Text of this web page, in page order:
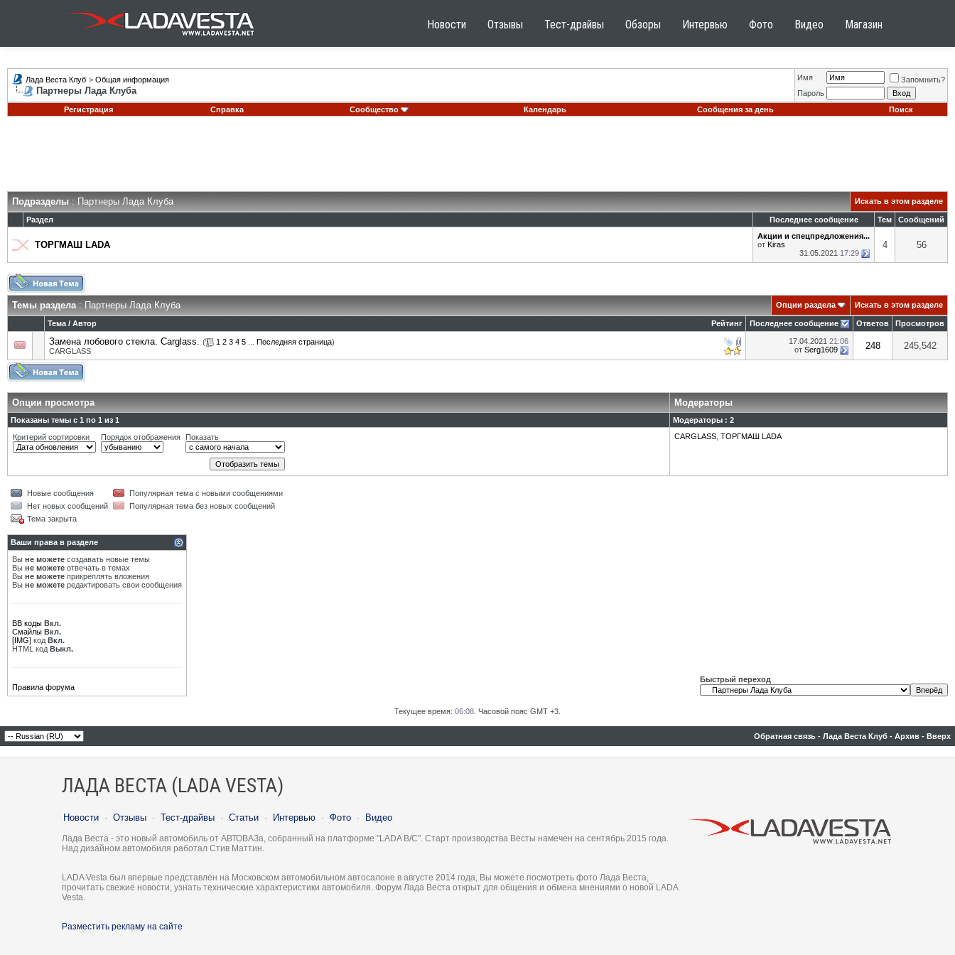
Новости Отзывы Тест-драйвы Обзоры Интервью Фото Видео Магазин
Лада Веста Клуб > Общая информация
Партнеры Лада Клуба
Имя
Запомнить?
Пароль
Регистрация
Справка Сообщество Календарь Сообщения за день Поиск
Подразделы: Партнеры Лада Клуба Искать в этом разделе
Раздел Последнее сообщение Тем Сообщений
ТОРГМАШ LADA
Акции и спецпредложения...
от Kiras
31.05.2021 17:29
4 56
Темы раздела: Партнеры Лада Клуба Опции раздела Искать в этом разделе
Рейтинг
Тема / Автор Последнее сообщение Ответов Просмотров
Замена лобового стекла. Carglass. ( 1 2 3 4 5 Последняя страница)
CARGLASS
17.04.2021 21:06
от Serg1609 248 245,542
Опции просмотра Модераторы
Показаны темы с 1 по 1 из 1
Модераторы : 2
Критерий сортировки
Порядок отображения Показать CARGLASS ТОРГМАШ LADA
Новые сообщения
Популярная тема с новыми сообщениями
Нет новых сообщений
Популярная тема без новых сообщений
Тема закрыта
Ваши права в разделе
Вы не можете создавать новые темы
Вы не можете отвечать в темах
Вы не можете прикреплять вложения
Вы не можете редактировать свои сообщения
BB коды Вкл.
Смайлы Вкл.
[IMG] код Вкл.
HTML код Выкл.
Правила форума
Быстрый переход
Текущее время: 06:08 . Часовой пояс GMT +3.
Обратная связь - Лада Веста Клуб - Архив - Вверх
ЛАДА ВЕСТА (LADA VESTA)
Новости · Отзывы · Тест-драйвы · Статьи · Интервью · Фото · Видео
Лада Веста - это новый автомобиль от АВТОВАЗа, собранный на платформе "LADA B/C". Старт производства Весты намечен на сентябрь 2015 года.
Над дизайном автомобиля работал Стив Маттин.
LADA Vesta был впервые представлен на Московском автомобильном автосалоне в августе 2014 года, Вы можете посмотреть фото Лада Веста,
прочитать свежие новости, узнать технические характеристики автомобиля. Форум Лада Веста открыт для общения и обмена мнениями о новой LADA
Vesta.
Разместить рекламу на сайте